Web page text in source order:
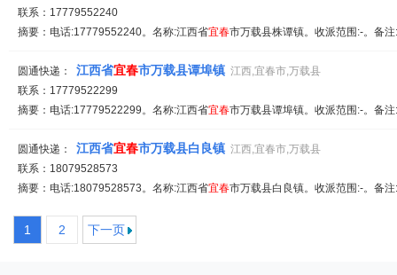
联系：17779552240
摘要：电话:17779552240。名称:江西省宜春市万载县株谭镇。收派范围:-。备
圆通快递： 江西省宜春市万载县谭埠镇 江西,宜春市,万载县
联系：17779522299
摘要：电话:17779522299。名称:江西省宜春市万载县谭埠镇。收派范围:-。备
圆通快递： 江西省宜春市万载县白良镇 江西,宜春市,万载县
联系：18079528573
摘要：电话:18079528573。名称:江西省宜春市万载县白良镇。收派范围:-。备
1 2 下一页